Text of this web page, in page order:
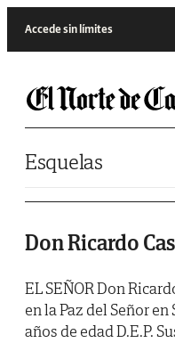
Accede sin límites
Esquelas
Don Ricardo
EL SEÑOR Don
en la Paz del Señor
años de edadD.E.P.